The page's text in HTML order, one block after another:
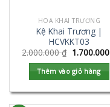
HOA KHAI TRƯƠNG
Kệ Khai Trương |
HCVKKT03
2.000.000₫ 1.700.000
Thêm vào giỏ hàng